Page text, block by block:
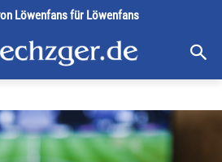
Löwenfans für Löwenfans